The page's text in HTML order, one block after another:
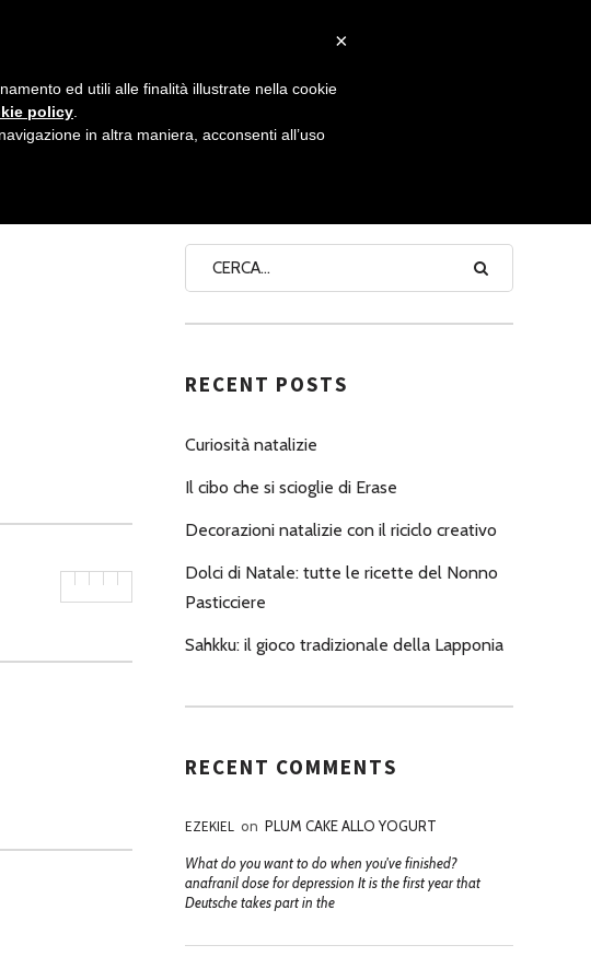
NONNO PASTICCIERE
RECENT POSTS
Curiosità natalizie
Il cibo che si scioglie di Erase
Decorazioni natalizie con il riciclo creativo
Dolci di Natale: tutte le ricette del Nonno
Pasticciere
Sahkku: il gioco tradizionale della Lapponia
RECENT COMMENTS
EZEKIEL on PLUM CAKE ALLO YOGURT
What do you want to do when you've finished?
anafranil dose for depression It is the first year that
Deutsche takes part in the
×
ed utili alle finalità illustrate nella cookie
policy
in altra maniera, acconsenti all’uso